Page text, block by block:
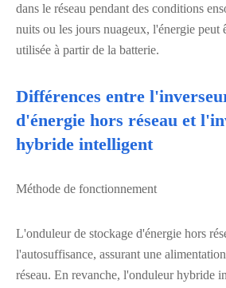
dans le réseau pendant des conditions
nuits ou les jours nuageux, l'énergie peut
utilisée à partir de la batterie.
Différences entre
d'énergie hors réseau et
hybride intelligent
Méthode de fonctionnement
L'onduleur de stockage d'énergie hors
l'autosuffisance, assurant une
réseau. En revanche, l'onduleur hybride